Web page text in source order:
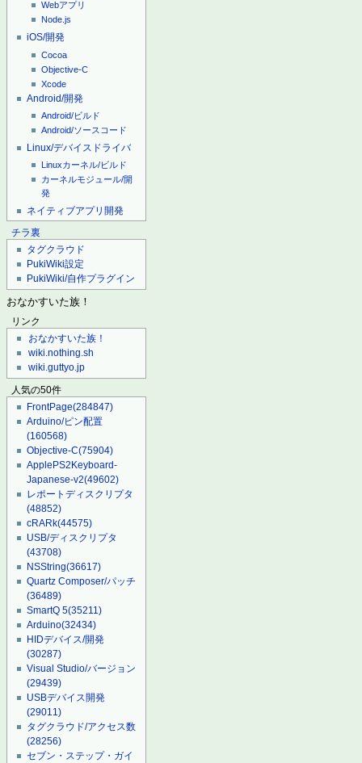
Webアプリ
Node.js
iOS/開発
Cocoa
Objective-C
Xcode
Android/開発
Android/ビルド
Android/ソースコード
Linux/デバイスドライバ
Linuxカーネル/ビルド
カーネルモジュール/開
発
ネイティブアプリ開発
チラ裏
タグクラウド
PukiWiki設定
PukiWiki/自作プラグイン
おなかすいた族！
リンク
おなかすいた族！
wiki.nothing.sh
wiki.guttyo.jp
人気の50件
FrontPage(284847)
Arduino/ピン配置
(160568)
Objective-C(75904)
ApplePS2Keyboard-
Japanese-v2(49602)
レポートディスクリプタ
(48852)
cRARk(44575)
USB/ディスクリプタ
(43708)
NSString(36617)
Quartz Composer/パッチ
(36489)
SmartQ 5(35211)
Arduino(32434)
HIDデバイス/開発
(30287)
Visual Studio/バージョン
(29439)
USBデバイス開発
(29011)
タグクラウド/アクセス数
(28256)
セブン・ステップ・ガイ